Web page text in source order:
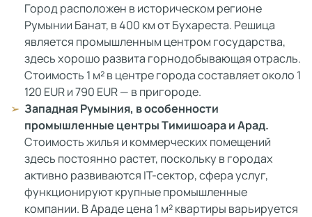
Город расположен в историческом регионе
Румынии Банат, в 400 км от Бухареста. Решица
является промышленным центром государства,
здесь хорошо развита горнодобывающая отрасль.
Стоимость 1 м² в центре города составляет около 1
120 EUR и 790 EUR — в пригороде.
Западная Румыния, в особенности
промышленные центры Тимишоара и Арад.
Стоимость жилья и коммерческих помещений
здесь постоянно растет, поскольку в городах
активно развиваются IT-сектор, сфера услуг,
функционируют крупные промышленные
компании. В Араде цена 1 м² квартиры варьируется